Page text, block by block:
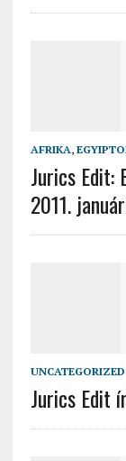
AFRIKA,
Jurics Edit:
2011.
UNCATEGORIZED
Jurics Edit